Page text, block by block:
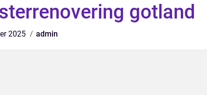
gotland
2025 admin